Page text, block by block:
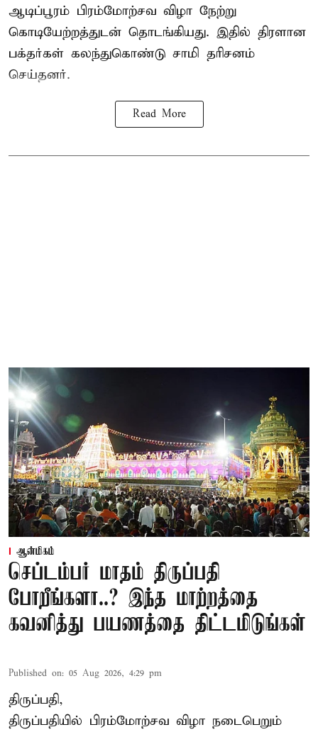
ஆடிப்பூரம் பிரம்மோற்சவ விழா நேற்று
கொடியேற்றத்துடன் தொடங்கியது. இதில் திரளான
பக்தர்கள் கலந்துகொண்டு சாமி தரிசனம்
செய்தனர்.
Read More
ஆன்மிகம்
செப்டம்பர் மாதம் திருப்பதி
போறீங்களா..? இந்த மாற்றத்தை
கவனித்து பயணத்தை திட்டமிடுங்கள்
Published on: 05 Aug 2026, 4:29 pm
திருப்பதி,
திருப்பதியில் பிரம்மோற்சவ விழா நடைபெறும்